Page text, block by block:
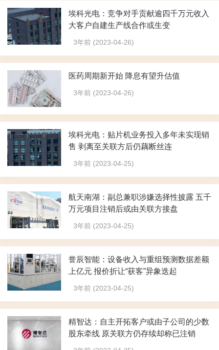
埃科光电：竞争对手贡献逾四千万元收入
大客户自建生产线合作或生变
3年前 (2023-04-26)
医药周期新开始 降息有望升估值
3年前 (2023-04-26)
埃科光电：贴片机业务投入多年未实现销
售 剥离至关联方后仍藕断丝连
3年前 (2023-04-25)
航天南湖：副总兼职涉嫌选择性披露 五千
万元项目注销后或由关联方接盘
3年前 (2023-04-25)
誉辰智能：设备收入与重组预测数据差额
上亿元 报价折让“获客”异象迭起
3年前 (2023-04-25)
精智达：自主开拓客户或由子公司的少数
股东牵线 原关联方仍存续却称已注销